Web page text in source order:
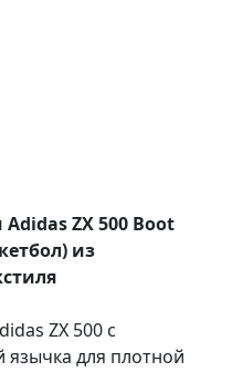
ZX 500 Boot
из
ZX 500 с
язычка для плотной